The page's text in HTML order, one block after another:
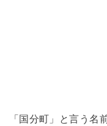
「国分町」と言う名